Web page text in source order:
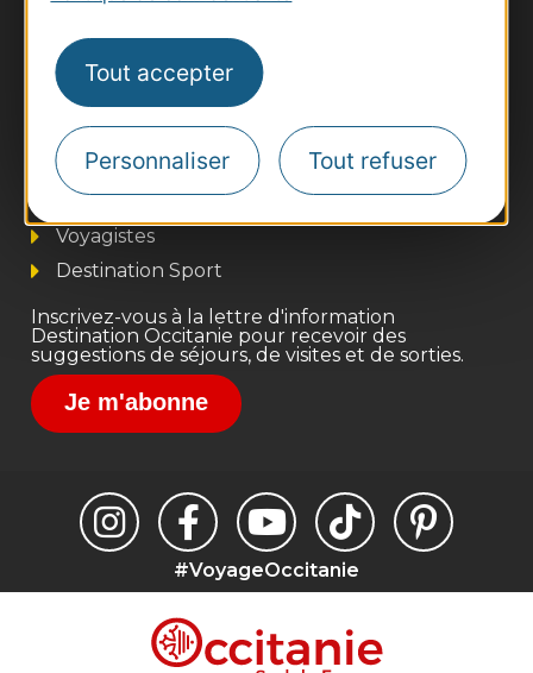
Tout accepter
Personnaliser Tout refuser
Thermalisme
Business/Mice
Pros d'Occitanie
Site presse et d'influence
Voyagistes
Destination Sport
Inscrivez-vous à la lettre d'information
Destination Occitanie pour recevoir des
suggestions de séjours, de visites et de sorties.
Je m'abonne
#VoyageOccitanie